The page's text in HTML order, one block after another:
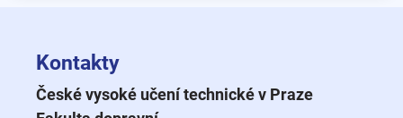
Kontakty
České vysoké učení technické v Praze